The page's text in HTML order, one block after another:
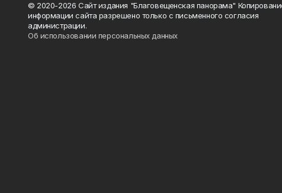
© 2020-2026 Сайт издания "Благовещенская панорама"
информации сайта разрешено только с письменного согласия
администрации.
Об использовании персональных данных